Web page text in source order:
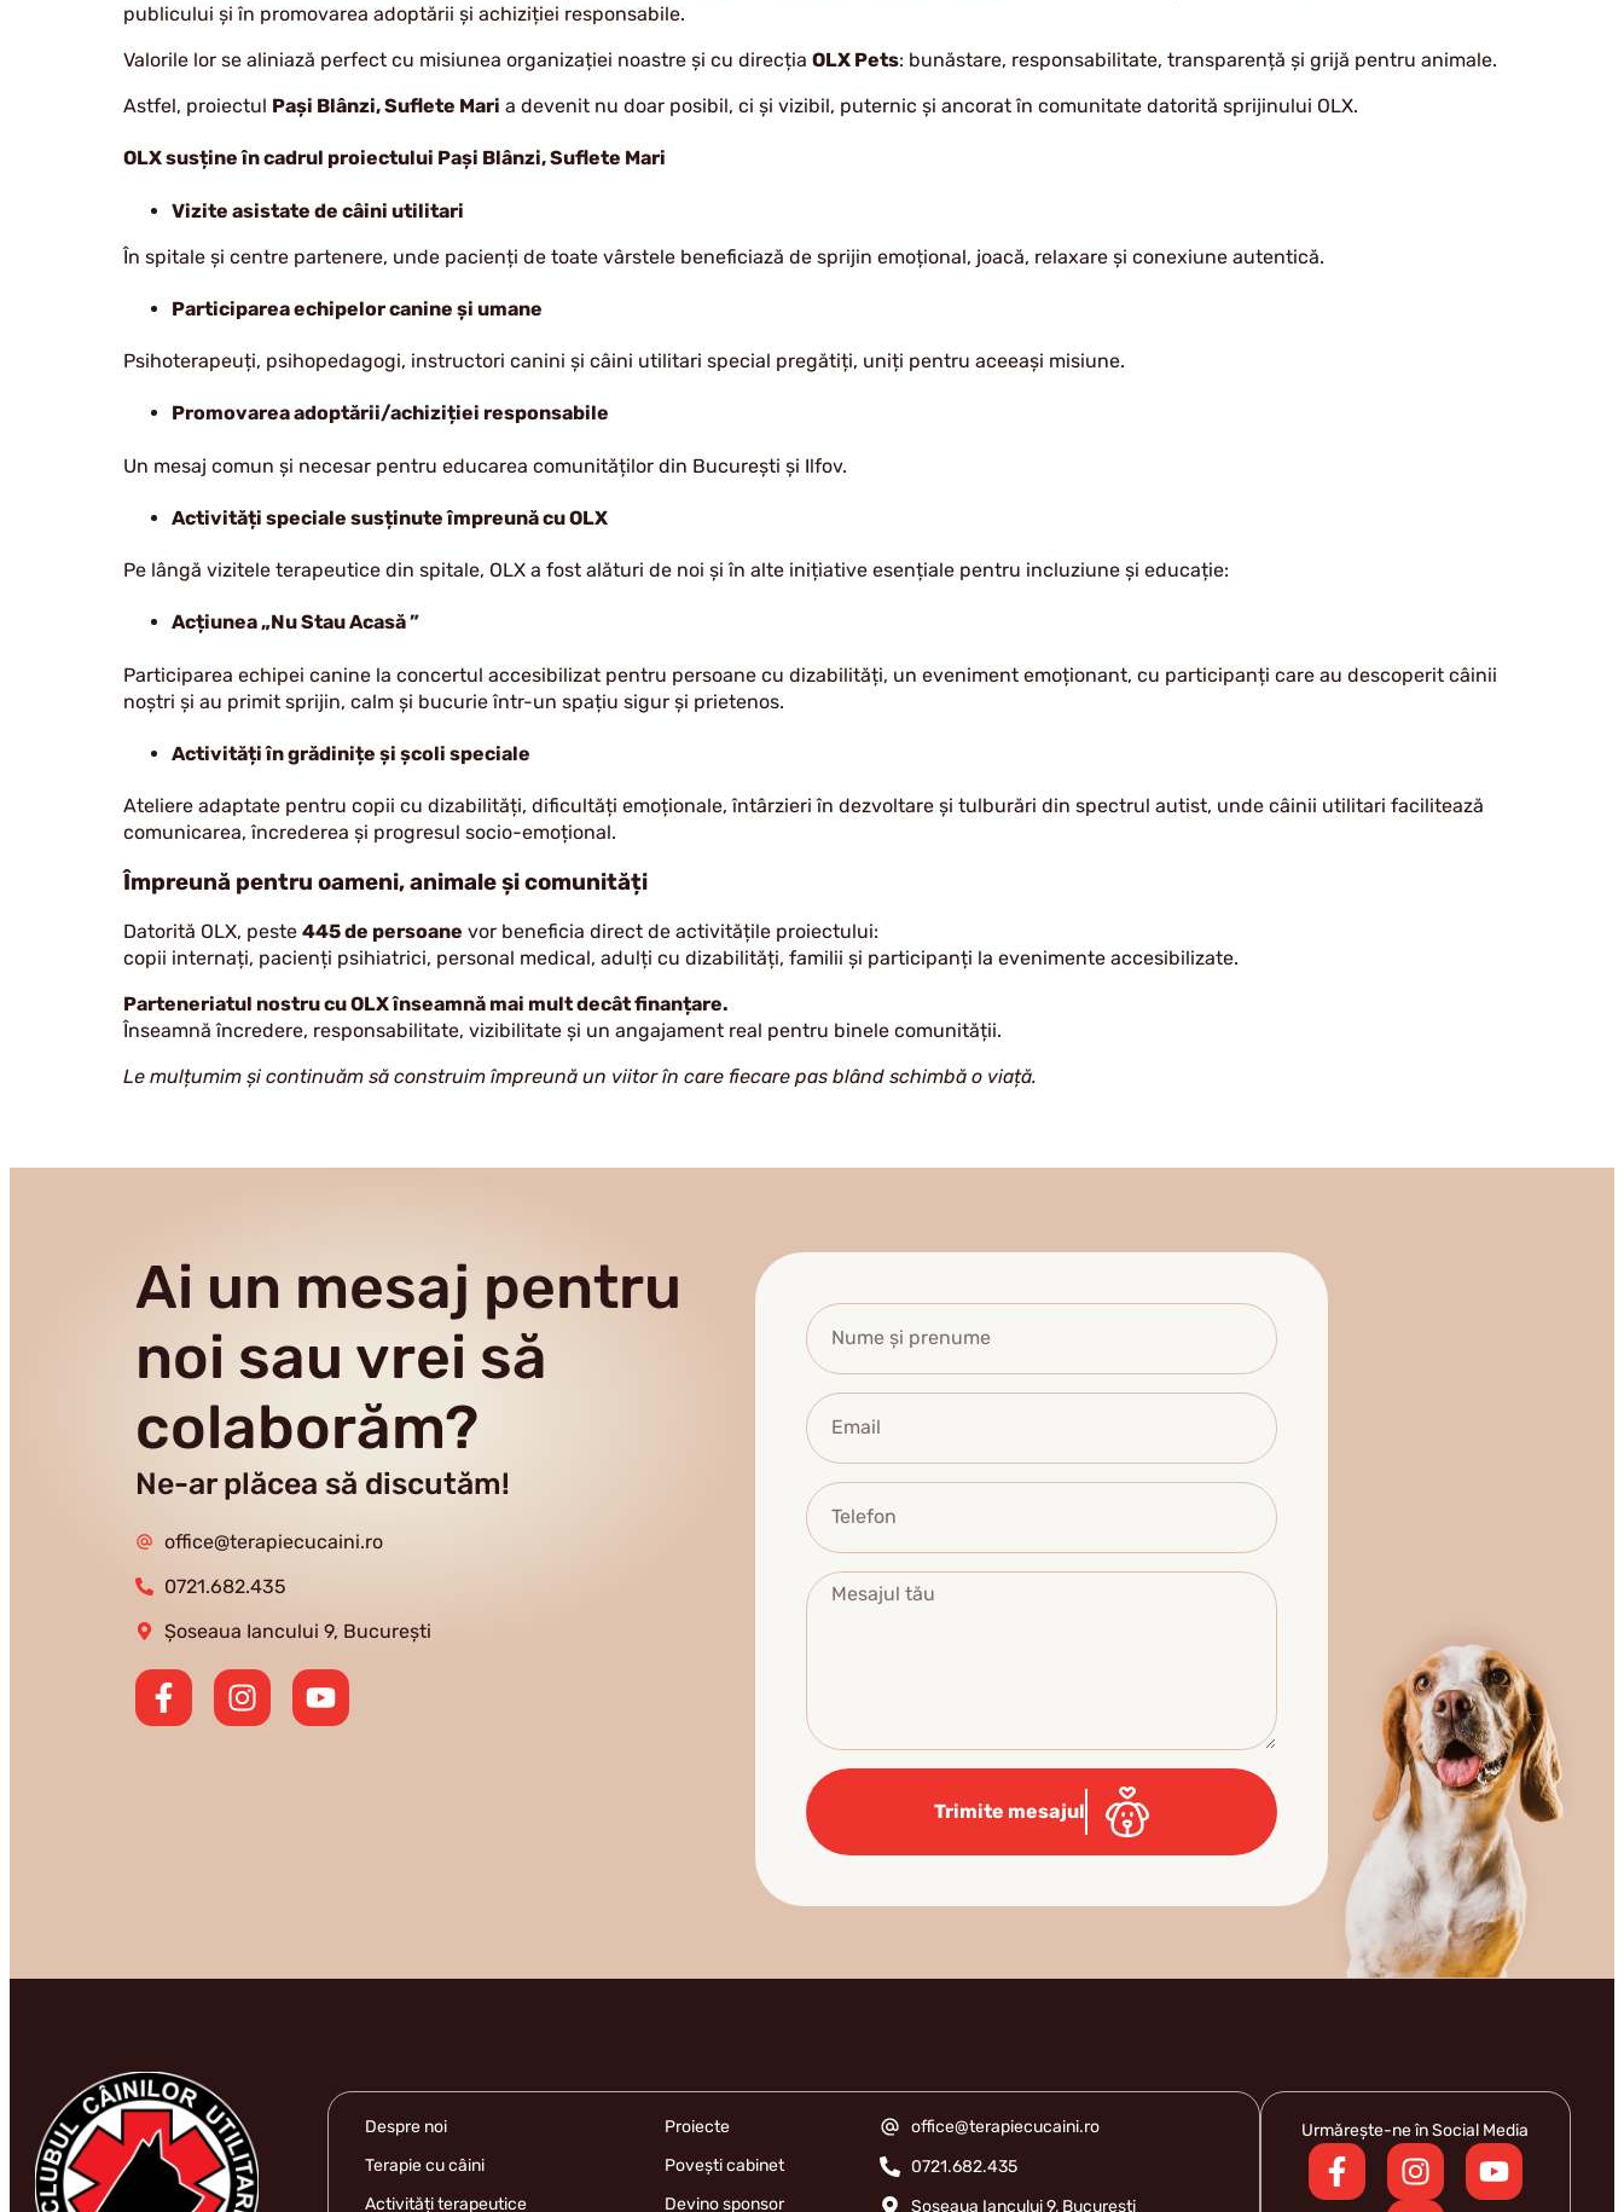
publicului și în promovarea adoptării și achiziției responsabile.
Valorile lor se aliniază perfect cu misiunea organizației noastre și cu direcția OLX Pets: bunăstare, responsabilitate, transparență și grijă pentru animale.
Astfel, proiectul Pași Blânzi, Suflete Mari a devenit nu doar posibil, ci și vizibil, puternic și ancorat în comunitate datorită sprijinului OLX.
OLX susține în cadrul proiectului Pași Blânzi, Suflete Mari
Vizite asistate de câini utilitari
În spitale și centre partenere, unde pacienți de toate vârstele beneficiază de sprijin emoțional, joacă, relaxare și conexiune autentică.
Participarea echipelor canine și umane
Psihoterapeuți, psihopedagogi, instructori canini și câini utilitari special pregătiți, uniți pentru aceeași misiune.
Promovarea adoptării/achiziției responsabile
Un mesaj comun și necesar pentru educarea comunităților din București și Ilfov.
Activități speciale susținute împreună cu OLX
Pe lângă vizitele terapeutice din spitale, OLX a fost alături de noi și în alte inițiative esențiale pentru incluziune și educație:
Acțiunea „Nu Stau Acasă ”
Participarea echipei canine la concertul accesibilizat pentru persoane cu dizabilități, un eveniment emoționant, cu participanți care au descoperit câinii
noștri și au primit sprijin, calm și bucurie într-un spațiu sigur și prietenos.
Activități în grădinițe și școli speciale
Ateliere adaptate pentru copii cu dizabilități, dificultăți emoționale, întârzieri în dezvoltare și tulburări din spectrul autist, unde câinii utilitari facilitează
comunicarea, încrederea și progresul socio-emoțional.
Împreună pentru oameni, animale și comunități
Datorită OLX, peste 445 de persoane vor beneficia direct de activitățile proiectului:
copii internați, pacienți psihiatrici, personal medical, adulți cu dizabilități, familii și participanți la evenimente accesibilizate.
Parteneriatul nostru cu OLX înseamnă mai mult decât finanțare.
Înseamnă încredere, responsabilitate, vizibilitate și un angajament real pentru binele comunității.
Le mulțumim și continuăm să construim împreună un viitor în care fiecare pas blând schimbă o viață.
Ai un mesaj pentru
noi sau vrei să
colaborăm?
Ne-ar plăcea să discutăm!
office@terapiecucaini.ro
0721.682.435
Șoseaua Iancului 9, București
Trimite mesajul
Despre noi
Terapie cu câini
Activități terapeutice
Proiecte
Povești cabinet
Devino sponsor
office@terapiecucaini.ro
0721.682.435
Șoseaua Iancului 9, București
Urmărește-ne în Social Media